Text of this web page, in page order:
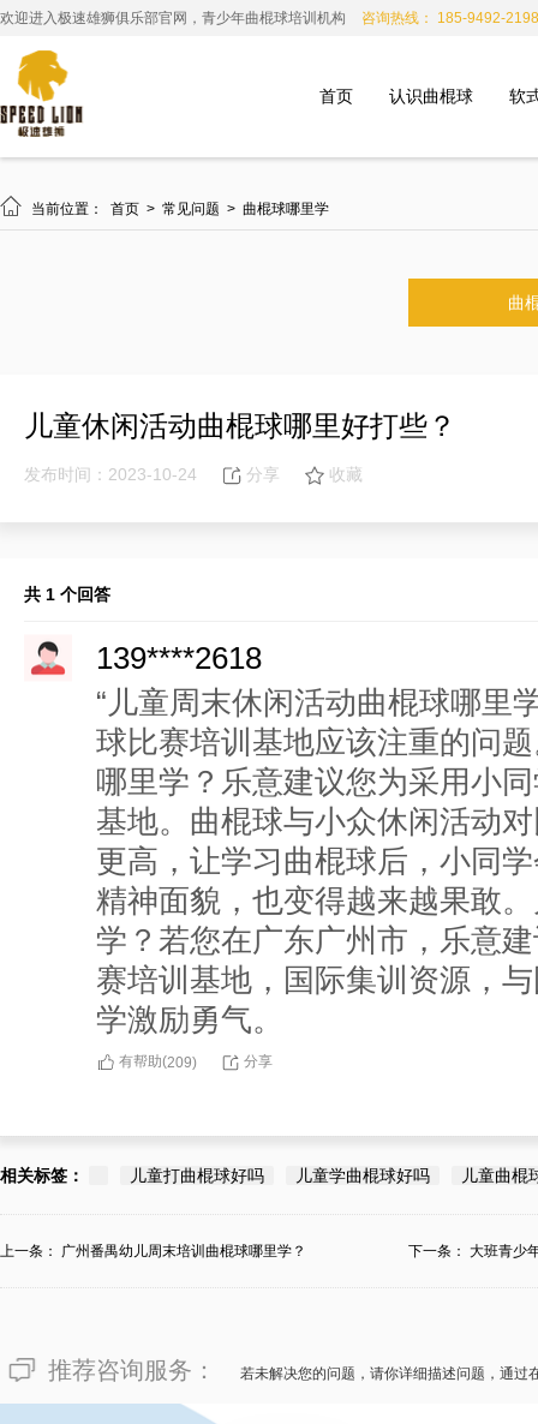
欢迎进入极速雄狮俱乐部官网，青少年曲棍球培训机构 咨询热线： 185-9492-2198
首页 认识曲棍球 软
 当前位置： 首页 > 常见问题 > 曲棍球哪里学
曲
儿童休闲活动曲棍球哪里好打些？
发布时间：2023-10-24 分享 收藏
共 1 个回答
139****2618
“儿童周末休闲活动曲棍球哪里
球比赛培训基地应该注重的问
哪里学？乐意建议您为采用小
基地。曲棍球与小众休闲活动
更高，让学习曲棍球后，小同
精神面貌，也变得越来越果敢
学？若您在广东广州市，乐意
赛培训基地，国际集训资源，
学激励勇气。
有帮助(209) 分享
相关标签： 儿童打曲棍球好吗 儿童学曲棍球好吗 儿童曲棍
上一条： 广州番禺幼儿周末培训曲棍球哪里学？ 下一条： 大班青少
推荐咨询服务： 若未解决您的问题，请你详细描述问题，通过